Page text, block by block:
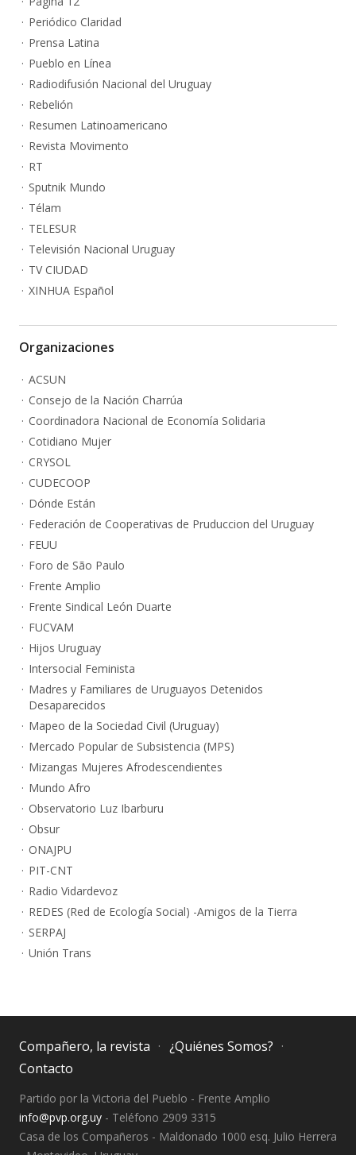
Periódico Claridad
Prensa Latina
Pueblo en Línea
Radiodifusión Nacional del Uruguay
Rebelión
Resumen Latinoamericano
Revista Movimento
RT
Sputnik Mundo
Télam
TELESUR
Televisión Nacional Uruguay
TV CIUDAD
XINHUA Español
Organizaciones
ACSUN
Consejo de la Nación Charrúa
Coordinadora Nacional de Economía Solidaria
Cotidiano Mujer
CRYSOL
CUDECOOP
Dónde Están
Federación de Cooperativas de Pruduccion del Uruguay
FEUU
Foro de São Paulo
Frente Amplio
Frente Sindical León Duarte
FUCVAM
Hijos Uruguay
Intersocial Feminista
Madres y Familiares de Uruguayos Detenidos
Desaparecidos
Mapeo de la Sociedad Civil (Uruguay)
Mercado Popular de Subsistencia (MPS)
Mizangas Mujeres Afrodescendientes
Mundo Afro
Observatorio Luz Ibarburu
Obsur
ONAJPU
PIT-CNT
Radio Vidardevoz
REDES (Red de Ecología Social) -Amigos de la Tierra
SERPAJ
Unión Trans
Compañero, la revista
¿Quiénes Somos?
Contacto
Partido por la Victoria del Pueblo - Frente Amplio
info@pvp.org.uy - Teléfono 2909 3315
Casa de los Compañeros - Maldonado 1000 esq. Julio Herrera